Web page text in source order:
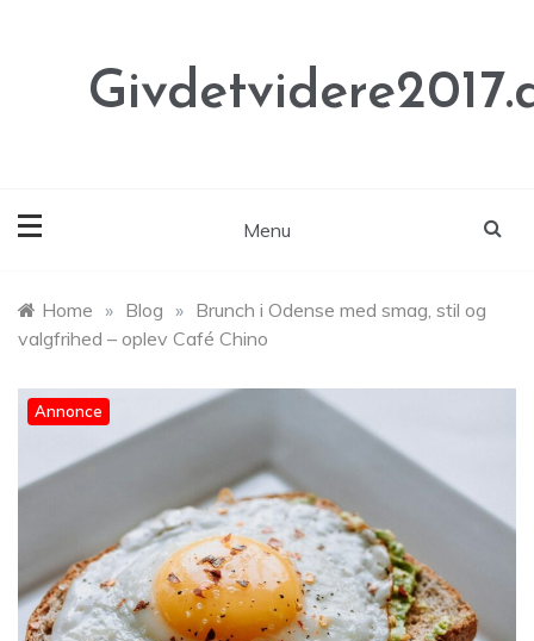
Menu
Home » Blog » Brunch i Odense med smag, stil og
valgfrihed – oplev Café Chino
Annonce